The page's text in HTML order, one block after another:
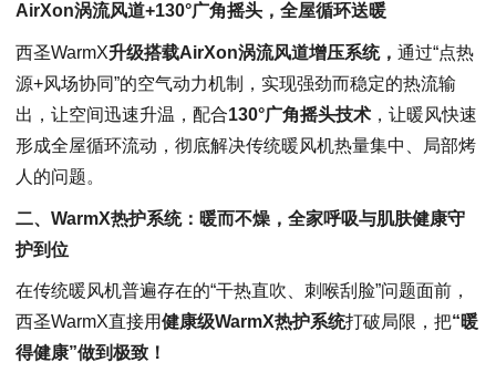
AirXon涡流风道+130°广角摇头，全屋循环送暖
西圣WarmX升级搭载AirXon涡流风道增压系统， 通过“点热
源+风场协同”的空气动力机制，实现强劲而稳定的热流输
出，让空间迅速升温，配合130°广角摇头技术 ，让暖风快速
形成全屋循环流动，彻底解决传统暖风机热量集中、局部烤
人的问题。
二、 WarmX热护系统：暖而不燥，全家呼吸与肌肤健康守
护到位
在传统暖风机普遍存在的“干热直吹、刺喉刮脸”问题面前，
西圣WarmX直接用健康级WarmX热护系统打破局限，把“暖
得健康”做到极致！